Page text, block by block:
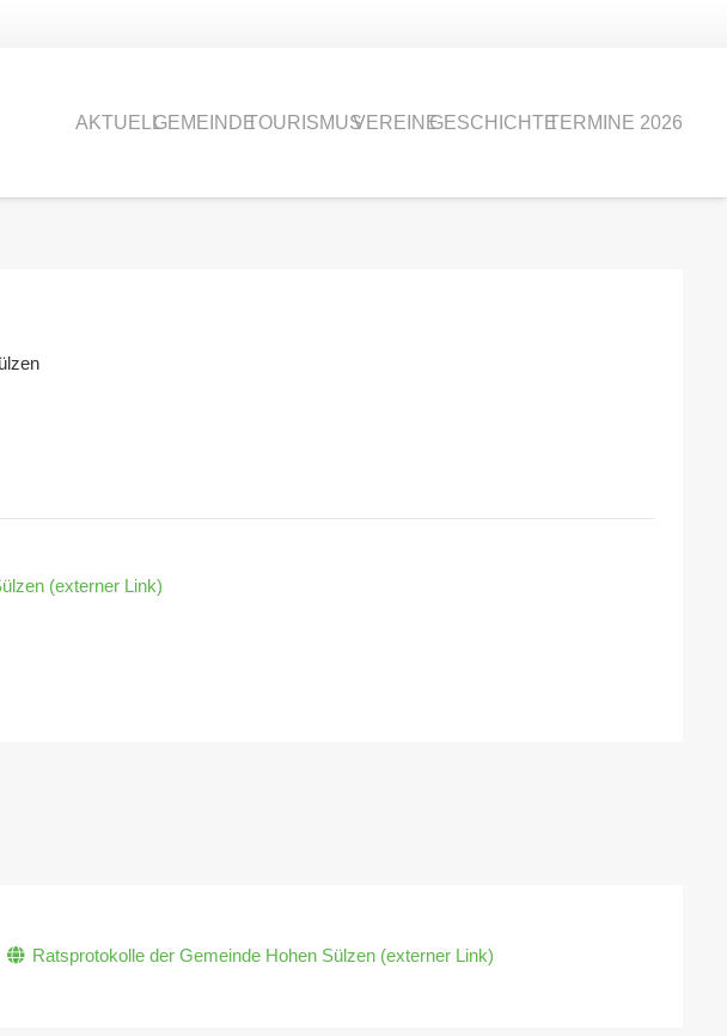
AKTUELLGEMEINDETOURISMUSVEREINEGESCHICHTETERMINE 2026
(externer Link)
Ratsprotokolle der Gemeinde Hohen Sülzen (externer Link)